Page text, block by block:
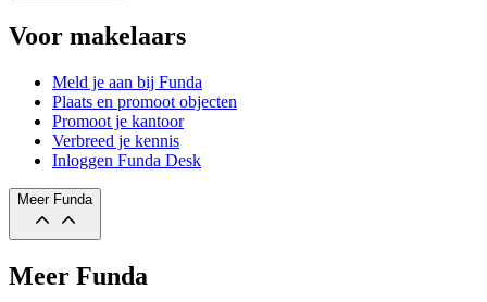
Voor makelaars
Meld je aan bij Funda
Plaats en promoot objecten
Promoot je kantoor
Verbreed je kennis
Inloggen Funda Desk
Meer Funda
Meer Funda